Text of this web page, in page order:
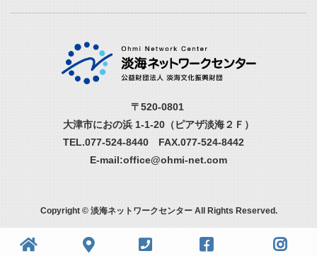
〒520-0801
大津市におの浜 1-1-20（ピアザ淡海２Ｆ）
TEL.077-524-8440 FAX.077-524-8442
E-mail:office@ohmi-net.com
Copyright © 淡海ネットワークセンター All Rights Reserved.